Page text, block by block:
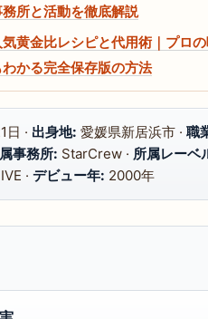
所と活動を徹底解説
黄金比レシピと代用術｜プロ
かる完全保存版の方法
日 · 出身地: 愛媛県新居浜市 · 職
事務所: StarCrew · 所属レーベ
· デビュー年: 2000年